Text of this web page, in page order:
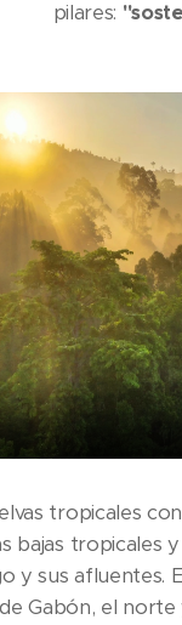
pilares:
tropicales
bajas tropicales
y sus afluentes.
Gabón, el